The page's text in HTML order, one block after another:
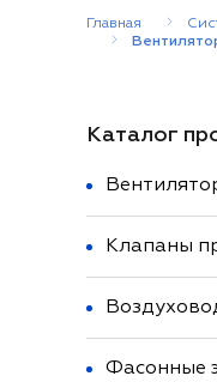
Главная
Каталог
Клапаны
Фасонные